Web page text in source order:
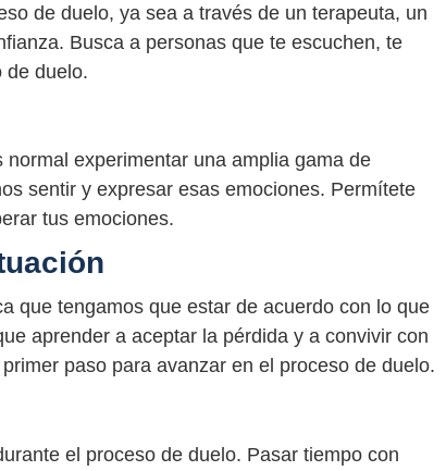
de duelo, ya sea a través de un terapeuta, un
Busca a personas que te escuchen, te
de duelo.
experimentar una amplia gama de
sentir y expresar esas emociones. Permítete
tus emociones.
que tengamos que estar de acuerdo con lo que
aprender a aceptar la pérdida y a convivir con
paso para avanzar en el proceso de duelo.
el proceso de duelo. Pasar tiempo con